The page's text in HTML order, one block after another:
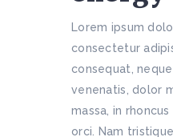
Lorem ipsum
consectetur
consequat,
venenatis, dolor
massa, in
orci. Nam